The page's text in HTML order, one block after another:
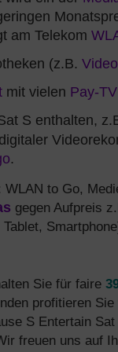
am Telekom
(z.B.
mit vielen Pay-TV
S enthalten,
.
to Go,
gegen Aufpreis
Sie für faire
profitieren
S Entertain
freuen uns auf